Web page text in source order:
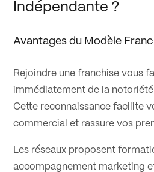
Indépendante ?
Avantages du Modèle
Rejoindre une franchise vous
immédiatement de la
Cette reconnaissance facilite
commercial et rassure vos
Les réseaux proposent
accompagnement marketing